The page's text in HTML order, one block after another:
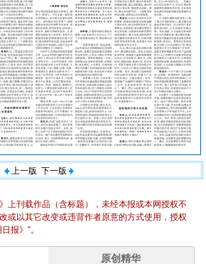
上一版 下一版